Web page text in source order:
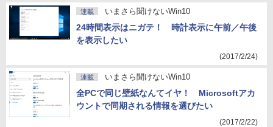
連載 いまさら聞けないWin10
24時間表示はニガテ！ 時計表示に午前／午後
を表示したい
(2017/2/24)
連載 いまさら聞けないWin10
全PCで同じ壁紙なんてイヤ！ Microsoftアカ
ウントで同期される情報を選びたい
(2017/2/22)